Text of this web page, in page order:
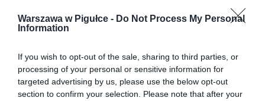
Warszawa w Pigułce - Do Not Process My Personal
Information
If you wish to opt-out of the sale, sharing to third parties, or
processing of your personal or sensitive information for
targeted advertising by us, please use the below opt-out
section to confirm your selection. Please note that after your